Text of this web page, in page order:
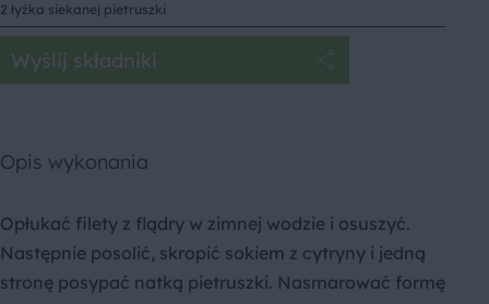
2 łyżka siekanej pietruszki
Wyślij składniki
Opis wykonania
Opłukać filety z flądry w zimnej wodzie i osuszyć.
Następnie posolić, skropić sokiem z cytryny i jedną
stronę posypać natką pietruszki. Nasmarować formę